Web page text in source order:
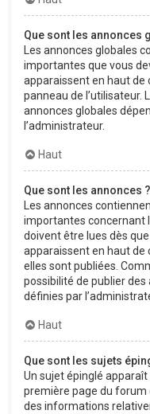
Que sont les annonces
Les annonces globales
importantes que vous
apparaissent en haut
panneau de l’utilisateur.
annonces globales
l’administrateur.
Haut
Que sont les annonces ?
Les annonces
importantes concernant
doivent être lues dès
apparaissent en haut de
elles sont publiées.
possibilité de publier
définies par
Haut
Que sont les sujets
Un sujet épinglé
première page du forum
des informations